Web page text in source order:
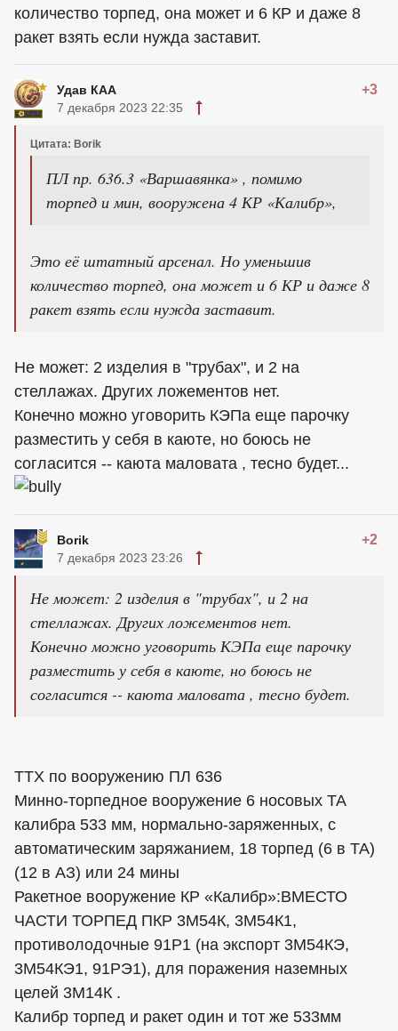
количество торпед, она может и 6 КР и даже 8
ракет взять если нужда заставит.
Удав КАА +3
7 декабря 2023 22:35
Цитата: Borik
ПЛ пр. 636.3 «Варшавянка» , помимо
торпед и мин, вооружена 4 КР «Калибр»,
Это её штатный арсенал. Но уменьшив
количество торпед, она может и 6 КР и даже 8
ракет взять если нужда заставит.
Не может: 2 изделия в "трубах", и 2 на
стеллажах. Других ложементов нет.
Конечно можно уговорить КЭПа еще парочку
разместить у себя в каюте, но боюсь не
согласится -- каюта маловата , тесно будет...
Borik +2
7 декабря 2023 23:26
Не может: 2 изделия в "трубах", и 2 на
стеллажах. Других ложементов нет.
Конечно можно уговорить КЭПа еще парочку
разместить у себя в каюте, но боюсь не
согласится -- каюта маловата , тесно будет.
ТТХ по вооружению ПЛ 636
Минно-торпедное вооружение 6 носовых ТА
калибра 533 мм, нормально-заряженных, с
автоматическим заряжанием, 18 торпед (6 в ТА)
(12 в АЗ) или 24 мины
Ракетное вооружение КР «Калибр»:ВМЕСТО
ЧАСТИ ТОРПЕД ПКР 3М54К, 3М54К1,
противолодочные 91Р1 (на экспорт 3М54КЭ,
3М54КЭ1, 91РЭ1), для поражения наземных
целей 3М14К .
Калибр торпед и ракет один и тот же 533мм